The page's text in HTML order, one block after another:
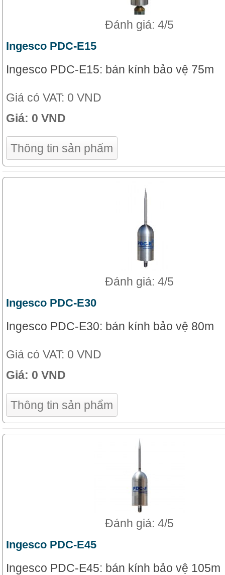
Đánh giá: 4/5
Ingesco PDC-E15
Ingesco PDC-E15: bán kính bảo vệ 75m
Giá có VAT: 0 VND
Giá: 0 VND
Thông tin sản phẩm
Đánh giá: 4/5
Ingesco PDC-E30
Ingesco PDC-E30: bán kính bảo vệ 80m
Giá có VAT: 0 VND
Giá: 0 VND
Thông tin sản phẩm
Đánh giá: 4/5
Ingesco PDC-E45
Ingesco PDC-E45: bán kính bảo vệ 105m